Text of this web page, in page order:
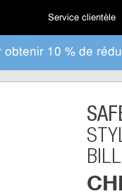
Service clientèle
obtenir 10 % de